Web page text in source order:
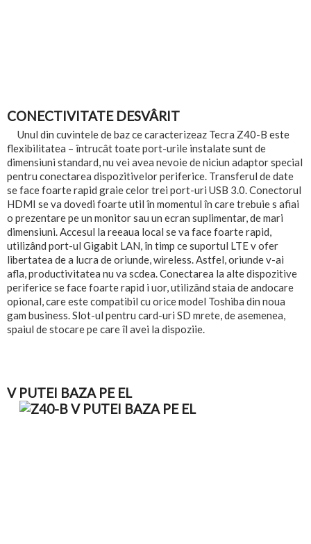
CONECTIVITATE DESVÂRIT
Unul din cuvintele de baz ce caracterizeaz Tecra Z40-B este
flexibilitatea – întrucât toate port-urile instalate sunt de
dimensiuni standard, nu vei avea nevoie de niciun adaptor special
pentru conectarea dispozitivelor periferice. Transferul de date
se face foarte rapid graie celor trei port-uri USB 3.0. Conectorul
HDMI se va dovedi foarte util în momentul în care trebuie s afiai
o prezentare pe un monitor sau un ecran suplimentar, de mari
dimensiuni. Accesul la reeaua local se va face foarte rapid,
utilizând port-ul Gigabit LAN, în timp ce suportul LTE v ofer
libertatea de a lucra de oriunde, wireless. Astfel, oriunde v-ai
afla, productivitatea nu va scdea. Conectarea la alte dispozitive
periferice se face foarte rapid i uor, utilizând staia de andocare
opional, care este compatibil cu orice model Toshiba din noua
gam business. Slot-ul pentru card-uri SD mrete, de asemenea,
spaiul de stocare pe care îl avei la dispoziie.
VPUTEI BAZA PE EL